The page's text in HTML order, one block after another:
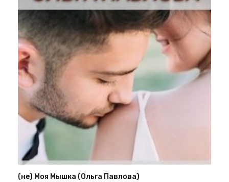
(не) Моя Мышка (Ольга Павлова)